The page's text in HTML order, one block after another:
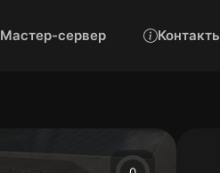
Мастер-сервер